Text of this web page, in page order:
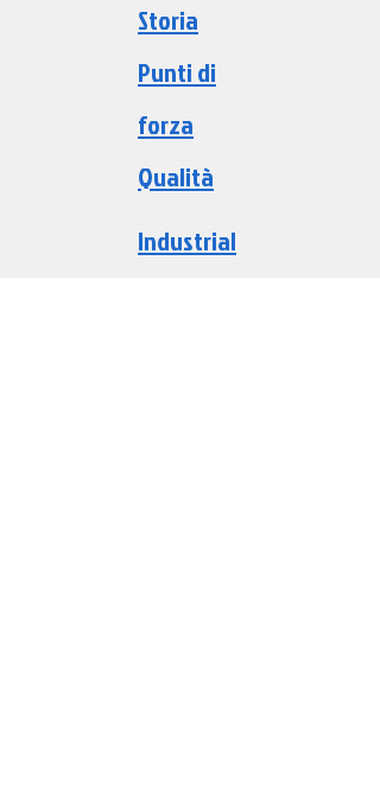
Storia
Punti di
forza
Qualità
Industrial